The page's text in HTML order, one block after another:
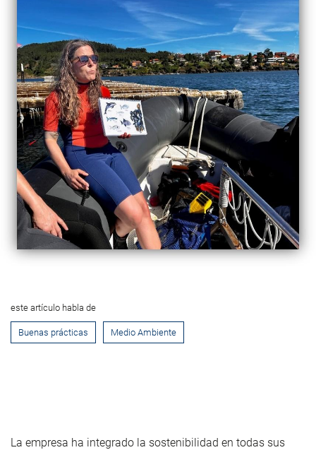
este artículo habla de
Buenas prácticas Medio Ambiente
La empresa ha integrado la sostenibilidad en todas sus